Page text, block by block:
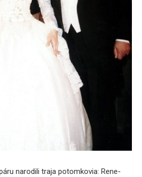
narodili traja potomkovia: Rene-